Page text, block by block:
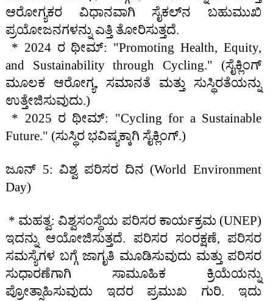
ಆರೋಗ್ಯಕರ ವಿಧಾನವಾಗಿ ಸೈಕಲ್‌ನ ಬಹುಮುಖಿ
ಪ್ರಯೋಜನಗಳನ್ನು ಎತ್ತಿ ತೋರಿಸುತ್ತದೆ.
* 2024 ರ ಥೀಮ್: "Promoting Health, Equity,
and Sustainability through Cycling." (ಸೈಕ್ಲಿಂಗ್
ಮೂಲಕ ಆರೋಗ್ಯ, ಸಮಾನತೆ ಮತ್ತು ಸುಸ್ಥಿರತೆಯನ್ನು
ಉತ್ತೇಜಿಸುವುದು.)
* 2025 ರ ಥೀಮ್: "Cycling for a Sustainable
Future." (ಸುಸ್ಥಿರ ಭವಿಷ್ಯಕ್ಕಾಗಿ ಸೈಕ್ಲಿಂಗ್.)
ಜೂನ್ 5: ವಿಶ್ವ ಪರಿಸರ ದಿನ (World Environment
Day)
* ಮಹತ್ವ: ವಿಶ್ವಸಂಸ್ಥೆಯ ಪರಿಸರ ಕಾರ್ಯಕ್ರಮ (UNEP)
ಇದನ್ನು ಆಯೋಜಿಸುತ್ತದೆ. ಪರಿಸರ ಸಂರಕ್ಷಣೆ, ಪರಿಸರ
ಸಮಸ್ಯೆಗಳ ಬಗ್ಗೆ ಜಾಗೃತಿ ಮೂಡಿಸುವುದು ಮತ್ತು ಪರಿಸರ
ಸುಧಾರಣೆಗಾಗಿ ಸಾಮೂಹಿಕ ಕ್ರಿಯೆಯನ್ನು
ಪ್ರೋತ್ಸಾಹಿಸುವುದು ಇದರ ಪ್ರಮುಖ ಗುರಿ. ಇದು